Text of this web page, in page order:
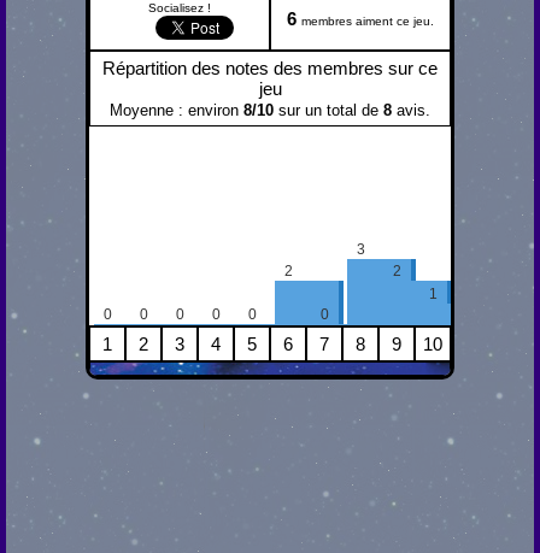
Socialisez !
6 membres aiment ce jeu.
Répartition des notes des membres sur ce
jeu
Moyenne : environ 8/10 sur un total de 8 avis.
0 0 0 0 0
2
0
3
2
1
1 2 3 4 5 6 7 8 9 10